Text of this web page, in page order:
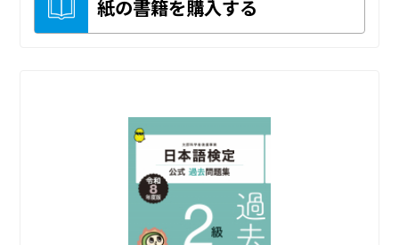
紙の書籍を購入する